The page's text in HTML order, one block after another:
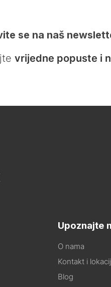
se na naš
vrijedne popuste i
Upoznajte
O nama
Kontakt i
Blog